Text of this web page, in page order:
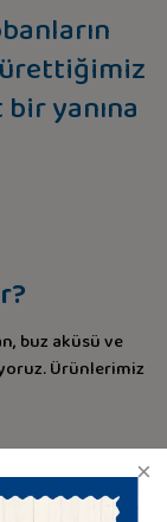
yanına
buz aküsü ve
Ürünlerimiz